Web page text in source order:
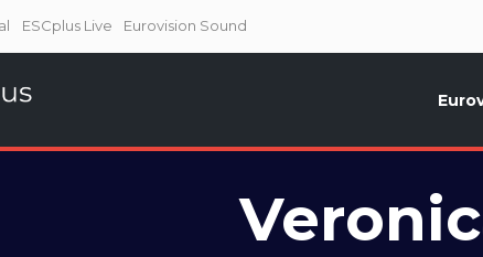
ESCplus Live Eurovision Sound